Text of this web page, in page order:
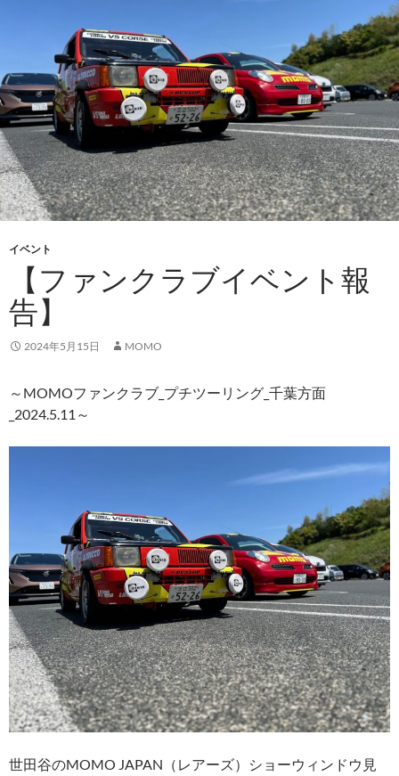
イベント
【ファンクラブイベント報
告】
2024年5月15日 MOMO
～MOMOファンクラブ_プチツーリング_千葉方面
_2024.5.11～
世田谷のMOMO JAPAN（レアーズ）ショーウィンドウ見